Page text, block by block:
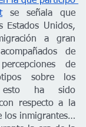
se señala que
Estados Unidos,
a gran
de
de
sobre los
esto ha sido
respecto a la
los inmigrantes…